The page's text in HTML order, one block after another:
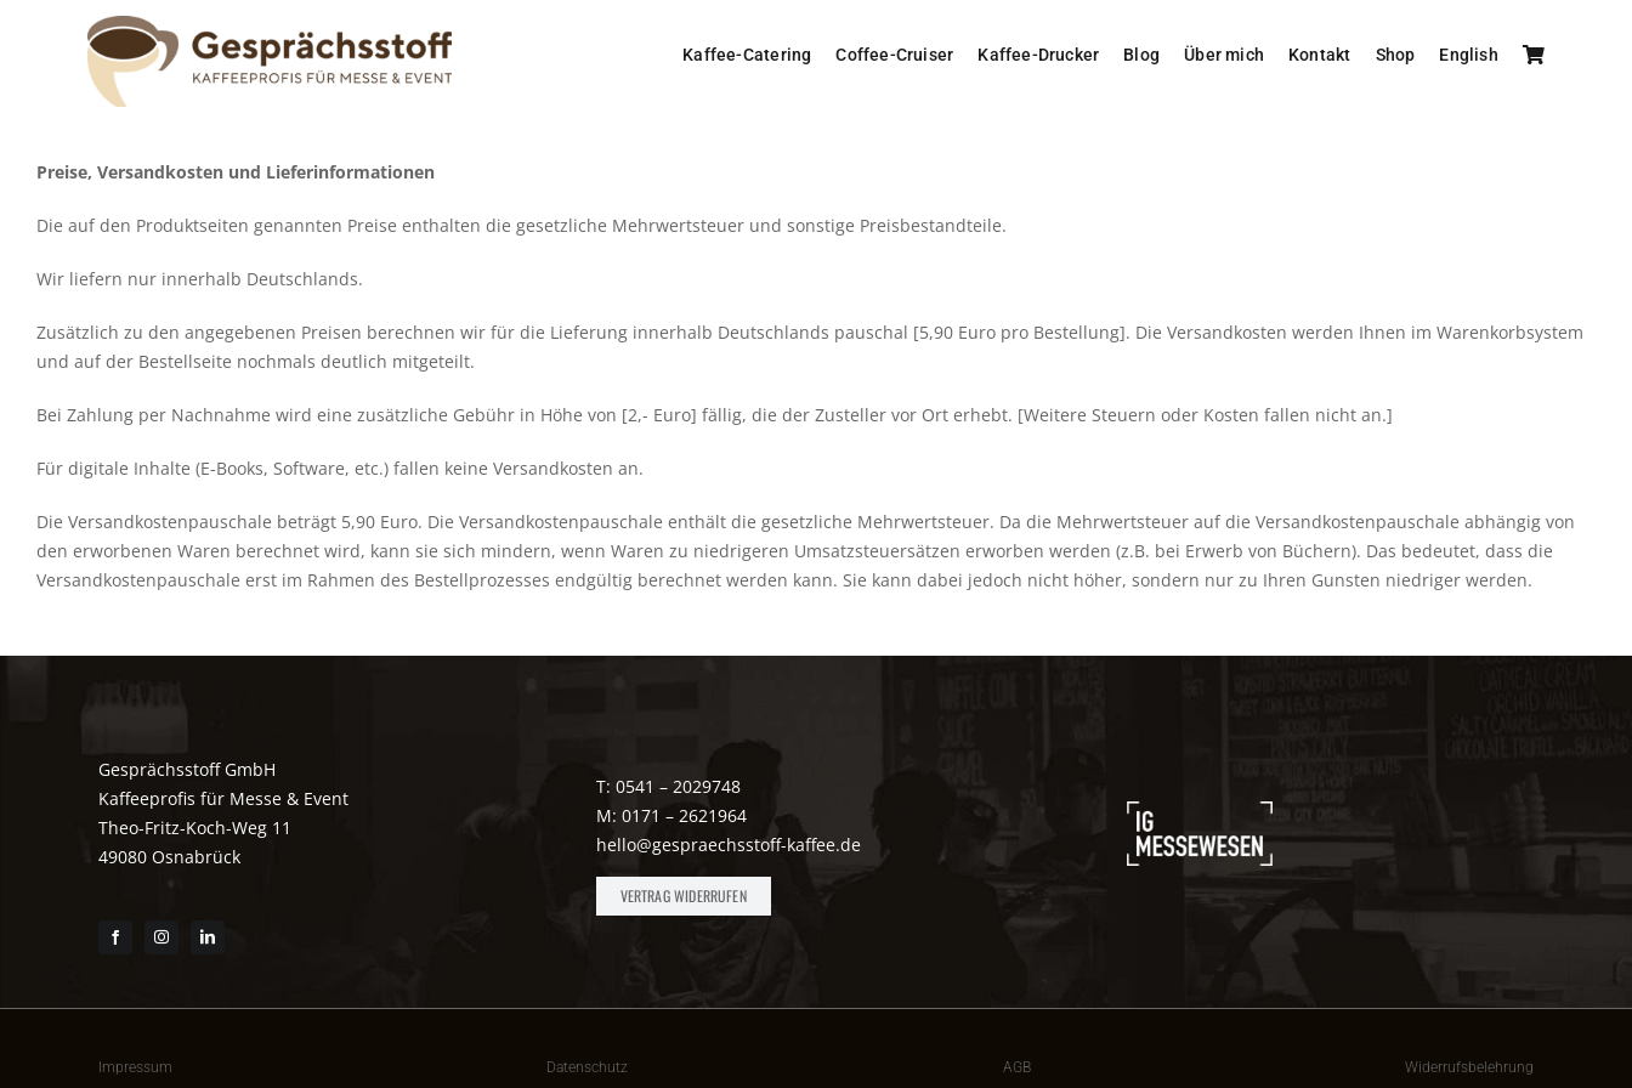
Kaffee-Catering Coffee-Cruiser Kaffee-Drucker Blog Über mich Kontakt Shop English
Preise, Versandkosten und Lieferinformationen
Die auf den Produktseiten genannten Preise enthalten die gesetzliche Mehrwertsteuer und sonstige Preisbestandteile.
Wir liefern nur innerhalb Deutschlands.
Zusätzlich zu den angegebenen Preisen berechnen wir für die Lieferung innerhalb Deutschlands pauschal [5,90 Euro pro Bestellung]. Die Versandkosten werden Ihnen im Warenkorbsystem
und auf der Bestellseite nochmals deutlich mitgeteilt.
Bei Zahlung per Nachnahme wird eine zusätzliche Gebühr in Höhe von [2,- Euro] fällig, die der Zusteller vor Ort erhebt. [Weitere Steuern oder Kosten fallen nicht an.]
Für digitale Inhalte (E-Books, Software, etc.) fallen keine Versandkosten an.
Die Versandkostenpauschale beträgt 5,90 Euro. Die Versandkostenpauschale enthält die gesetzliche Mehrwertsteuer. Da die Mehrwertsteuer auf die Versandkostenpauschale abhängig von
den erworbenen Waren berechnet wird, kann sie sich mindern, wenn Waren zu niedrigeren Umsatzsteuersätzen erworben werden (z.B. bei Erwerb von Büchern). Das bedeutet, dass die
Versandkostenpauschale erst im Rahmen des Bestellprozesses endgültig berechnet werden kann. Sie kann dabei jedoch nicht höher, sondern nur zu Ihren Gunsten niedriger werden.
Gesprächsstoff GmbH
Kaffeeprofis für Messe & Event
Theo-Fritz-Koch-Weg 11
49080 Osnabrück
T: 0541 – 2029748
M: 0171 – 2621964
hello@gespraechsstoff-kaffee.de
VERTRAG WIDERRUFEN
Impressum Datenschutz AGB Widerrufsbelehrung